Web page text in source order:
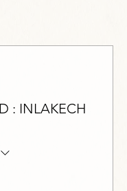
: INLAKECH